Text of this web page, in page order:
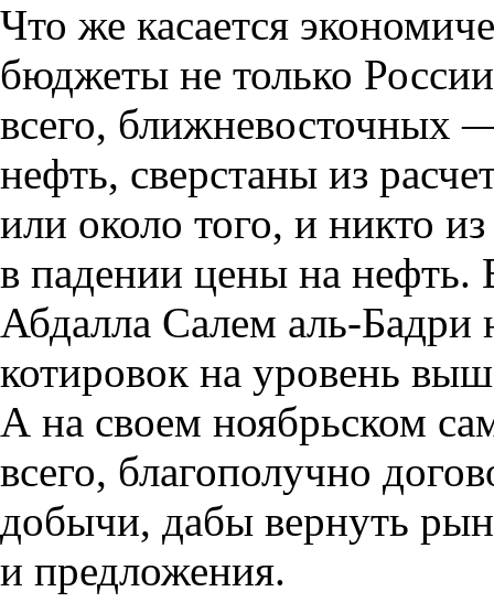
Что же касается
бюджеты не только России
всего, ближневосточных
нефть, сверстаны из
или около того, и никто
в падении цены на нефть.
Абдалла Салем аль-Бадри
котировок на уровень
А на своем ноябрьском
всего, благополучно
добычи, дабы вернуть
и предложения.